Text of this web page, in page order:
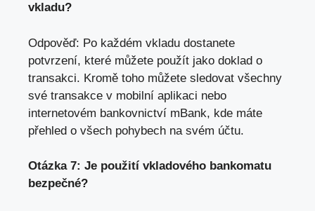
vkladu?
Odpověď: Po každém vkladu dostanete⁣
potvrzení, které můžete použít jako⁢ doklad o
transakci. Kromě toho můžete sledovat ⁣všechny
své ⁢transakce v mobilní aplikaci nebo⁣
internetovém ​bankovnictví mBank, kde máte
přehled o všech pohybech na‍ svém účtu.
Otázka 7:​ Je použití‍ vkladového bankomatu⁣
bezpečné?